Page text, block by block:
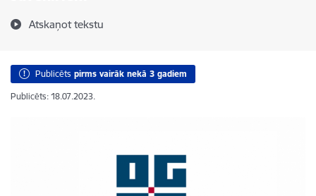
Atskaņot tekstu
Publicēts pirms vairāk nekā 3 gadiem
Publicēts: 18.07.2023.